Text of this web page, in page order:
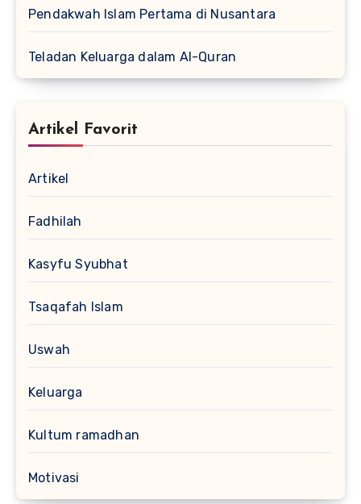
Pendakwah Islam Pertama di Nusantara
Teladan Keluarga dalam Al-Quran
Artikel Favorit
Artikel
Fadhilah
Kasyfu Syubhat
Tsaqafah Islam
Uswah
Keluarga
Kultum ramadhan
Motivasi